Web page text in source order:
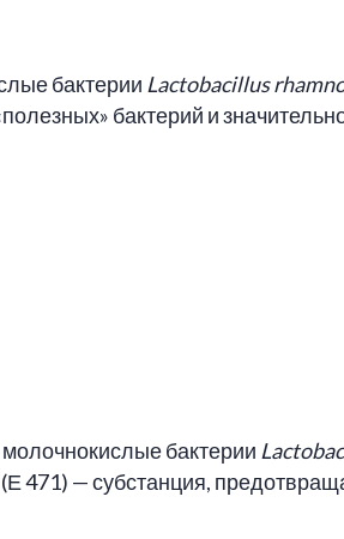
бактерии Lactobacillus
бактерий и
бактерии
471) — субстанция,